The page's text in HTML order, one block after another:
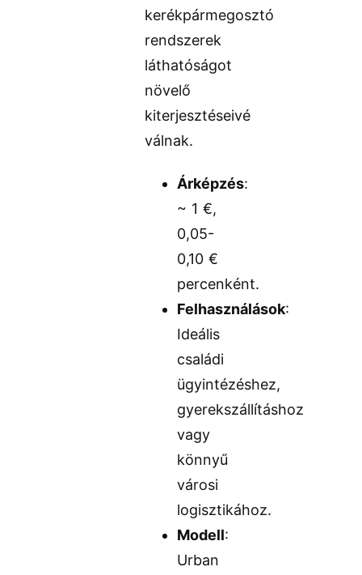
kerékpármegosztó
rendszerek
láthatóságot
növelő
kiterjesztéseivé
válnak.
Árképzés:
~ 1 €,
0,05-
0,10 €
percenként.
Felhasználások:
Ideális
családi
ügyintézéshez,
gyerekszállításhoz
vagy
könnyű
városi
logisztikához.
Modell:
Urban